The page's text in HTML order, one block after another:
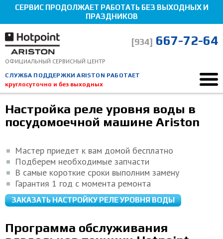
СЕРВИС ПРОДОЛЖАЕТ РАБОТАТЬ БЕЗ ВЫХОДНЫХ И
ПРАЗДНИКОВ
ОФИЦИАЛЬНЫЙ СЕРВИСНЫЙ ЦЕНТР
СЛУЖБА ПОДДЕРЖКИ ARISTON РАБОТАЕТ
круглосуточно и без выходных
[934] 667-72-64
Ремонт Hotpoint-Ariston
Настройка реле уровня воды
Мы здесь, чтобы помочь!
Настройка реле уровня воды в
посудомоечной машине Ariston
Мастер приедет к вам домой бесплатно
Подберем необходимые запчасти
В самые короткие сроки выполним замену
Гарантия 1 год с момента ремонта
ЗАКАЗАТЬ НАСТРОЙКУ РЕЛЕ УРОВНЯ ВОДЫ
Программа обслуживания